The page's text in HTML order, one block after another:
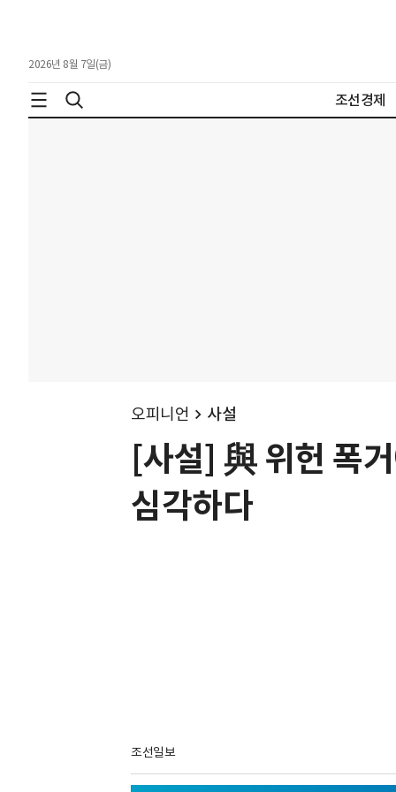
2026년 8월 7일(금)
조선경제
오피니언 사설
[사설] 與 위헌 폭
심각하다
조선일보